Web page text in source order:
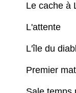
Le cache à
L'attente
L'île du
Premier